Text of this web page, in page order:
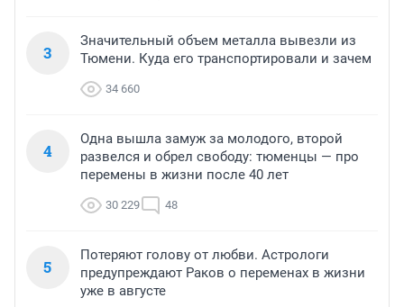
3
Значительный объем металла вывезли из
Тюмени. Куда его транспортировали и зачем
34 660
4
Одна вышла замуж за молодого, второй
развелся и обрел свободу: тюменцы — про
перемены в жизни после 40 лет
30 229 48
5
Потеряют голову от любви. Астрологи
предупреждают Раков о переменах в жизни
уже в августе